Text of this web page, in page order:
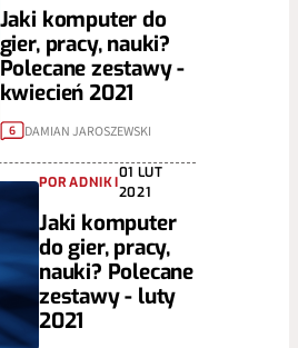
Jaki komputer do
gier, pracy, nauki?
Polecane zestawy -
kwiecień 2021
6 DAMIAN JAROSZEWSKI
PORADNIKI
01 LUT
2021
Jaki komputer
do gier, pracy,
nauki? Polecane
zestawy - luty
2021